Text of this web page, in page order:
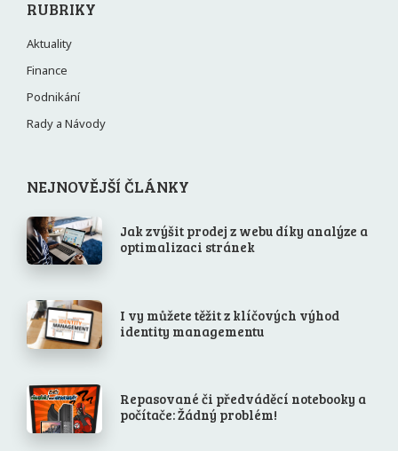
RUBRIKY
Aktuality
Finance
Podnikání
Rady a Návody
NEJNOVĚJŠÍ ČLÁNKY
Jak zvýšit prodej z webu díky analýze a
optimalizaci stránek
I vy můžete těžit z klíčových výhod
identity managementu
Repasované či předváděcí notebooky a
počítače: Žádný problém!